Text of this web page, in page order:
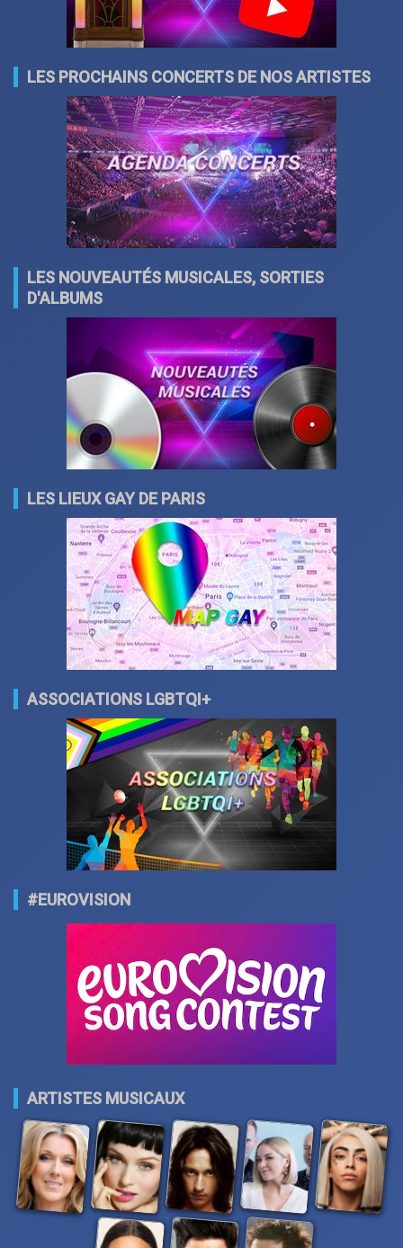
LES PROCHAINS CONCERTS DE NOS ARTISTES
LES NOUVEAUTÉS MUSICALES, SORTIES
D'ALBUMS
LES LIEUX GAY DE PARIS
ASSOCIATIONS LGBTQI+
#EUROVISION
ARTISTES MUSICAUX